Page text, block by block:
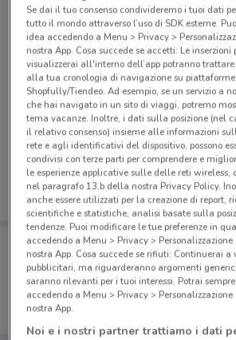
Ci dispiace, al momento non
volantini nella tua zona.
Porta DoveConviene sempre con
Puoi trovare le migliori offerte
salvarle e creare la tua lista del
dal tuo cellulare.
Se dai il tuo consenso condivideremo i tuoi dati
tutto il mondo attraverso l’uso di SDK esterne.
idea accedendo a Menu > Privacy >
nostra App. Cosa succede se accetti: Le
visualizzerai all'interno dell’app potranno
alla tua cronologia di navigazione su piattaforme
Shopfully/Tiendeo. Ad esempio, se un servizio a
che hai navigato in un sito di viaggi, potremo
tema vacanze. Inoltre, i dati sulla posizione (nel
il relativo consenso) insieme alle informazioni
rete e agli identificativi del dispositivo, possono
condivisi con terze parti per comprendere e
le esperienze applicative sulle delle reti
nel paragrafo 13.b della nostra Privacy Policy.
anche essere utilizzati per la creazione di report,
scientifiche e statistiche, analisi basate sulla
tendenze. Puoi modificare le tue preferenze in
accedendo a Menu > Privacy >
nostra App. Cosa succede se rifiuti: Continuerai
pubblicitari, ma riguarderanno argomenti
saranno rilevanti per i tuoi interessi. Potrai
accedendo a Menu > Privacy >
nostra App.
Noi e i nostri partner trattiamo i dati